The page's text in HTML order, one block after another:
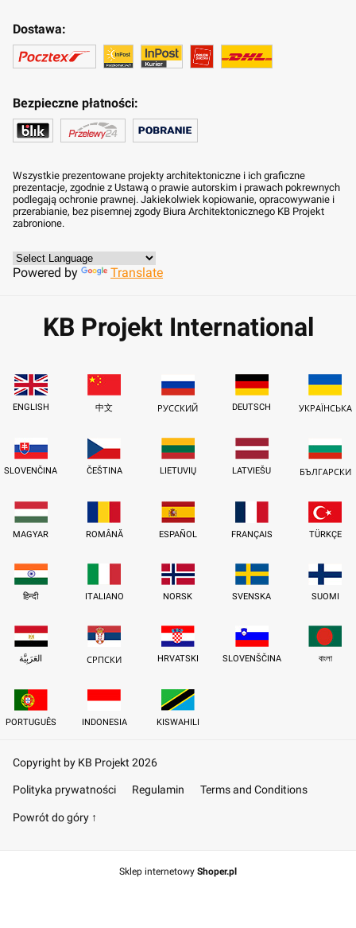
Dostawa:
Bezpieczne płatności:
Wszystkie prezentowane projekty architektoniczne i ich graficzne
prezentacje, zgodnie z Ustawą o prawie autorskim i prawach pokrewnych
podlegają ochronie prawnej. Jakiekolwiek kopiowanie, opracowywanie i
przerabianie, bez pisemnej zgody Biura Architektonicznego KB Projekt
zabronione.
Powered by Translate
KB Projekt International
ENGLISH 中文 РУССКИЙ DEUTSCH УКРАЇНСЬКА
SLOVENČINA ČEŠTINA LIETUVIŲ LATVIEŠU БЪЛГАРСКИ
MAGYAR ROMÂNĂ ESPAÑOL FRANÇAIS TÜRKÇE
हिन्दी ITALIANO NORSK SVENSKA SUOMI
العَرَبِيَّة СРПСКИ HRVATSKI SLOVENŠČINA বাংলা
PORTUGUÊS INDONESIA KISWAHILI
Copyright by KB Projekt 2026
Polityka prywatności Regulamin Terms and Conditions
Powrót do góry ↑
Sklep internetowy Shoper.pl